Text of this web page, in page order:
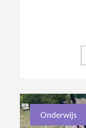
Onderwijs